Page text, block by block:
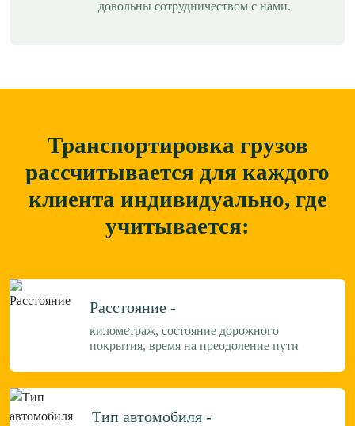
довольны сотрудничеством с нами.
Транспортировка грузов
рассчитывается для каждого
клиента индивидуально, где
учитывается:
Расстояние -
километраж, состояние дорожного
покрытия, время на преодоление пути
Тип автомобиля -